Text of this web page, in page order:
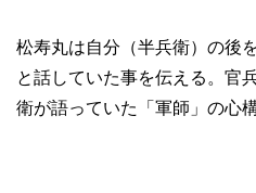
松寿丸は自分（半兵衛）の後
と話していた事を伝える。官
衛が語っていた「軍師」の心